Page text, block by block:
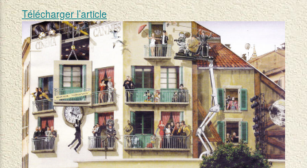
Télécharger l’article